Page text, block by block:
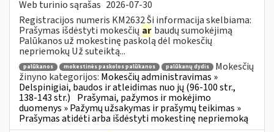
Web turinio sąrašas 2026-07-30
Registracijos numeris KM2632 Ši informacija skelbiama:
Prašymas išdėstyti mokesčių ar baudų sumokėjimą
Palūkanos už mokestinę paskolą dėl mokesčių
nepriemokų Už suteiktą...
palūkanos mokestinės paskolos palūkanos palūkanų dydis
Mokesčių
žinyno kategorijos: Mokesčių administravimas »
Delspinigiai, baudos ir atleidimas nuo jų (96-100 str.,
138-143 str.) Prašymai, pažymos ir mokėjimo
duomenys » Pažymų užsakymas ir prašymų teikimas »
Prašymas atidėti arba išdėstyti mokestinę nepriemoką